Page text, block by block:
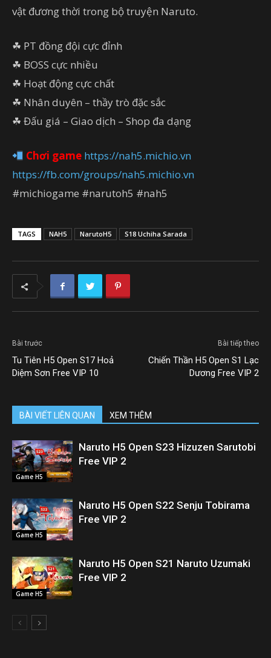
vật đương thời trong bộ truyện Naruto.
☘ PT đồng đội cực đỉnh
☘ BOSS cực nhiều
☘ Hoạt động cực chất
☘ Nhân duyên – thầy trò đặc sắc
☘ Đấu giá – Giao dịch – Shop đa dạng
Chơi game https://nah5.michio.vn
https://fb.com/groups/nah5.michio.vn
#michiogame #narutoh5 #nah5
TAGS NAH5 NarutoH5 S18 Uchiha Sarada
Bài trước
Tu Tiên H5 Open S17 Hoả
Diệm Sơn Free VIP 10
Bài tiếp theo
Chiến Thần H5 Open S1 Lạc
Dương Free VIP 2
BÀI VIẾT LIÊN QUAN XEM THÊM
Game H5
Naruto H5 Open S23 Hizuzen Sarutobi
Free VIP 2
Game H5
Naruto H5 Open S22 Senju Tobirama
Free VIP 2
Game H5
Naruto H5 Open S21 Naruto Uzumaki
Free VIP 2